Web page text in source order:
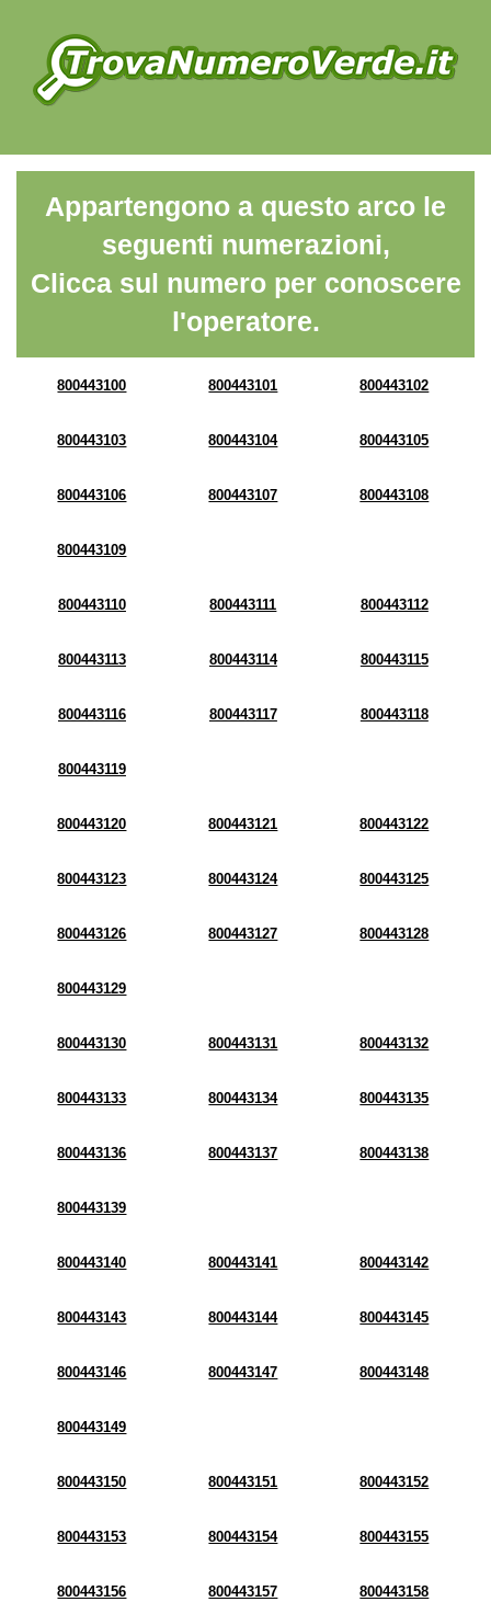
Appartengono a questo arco le
seguenti numerazioni,
Clicca sul numero per conoscere
l'operatore.
800443100 800443101 800443102
800443103 800443104 800443105
800443106 800443107 800443108
800443109
800443110 800443111 800443112
800443113 800443114 800443115
800443116 800443117 800443118
800443119
800443120 800443121 800443122
800443123 800443124 800443125
800443126 800443127 800443128
800443129
800443130 800443131 800443132
800443133 800443134 800443135
800443136 800443137 800443138
800443139
800443140 800443141 800443142
800443143 800443144 800443145
800443146 800443147 800443148
800443149
800443150 800443151 800443152
800443153 800443154 800443155
800443156 800443157 800443158